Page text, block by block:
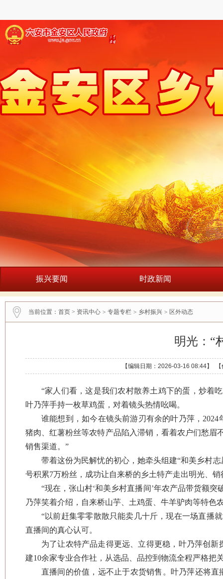
振兴要闻 时政新闻
当前位置： 首页 > 资讯中心 > 专题专栏 > 乡村振兴 > 区外动态
明光：“
【编辑日期：2026-03-16 08:44】
“家人们看，这是我们农村散养土鸡下的蛋，炒着
叶乃萍手持一枚草鸡蛋，对着镜头热情吆喝。
谁能想到，如今在镜头前游刃有余的叶乃萍，
猪肉、红薯粉丝等农特产品陷入滞销，看着农户们愁眉
销售渠道。”
带着这份为民解忧的初心，她牵头组建“和美乡村
号积累7万粉丝，成功让自来桥的乡土特产走出明光、销
“现在，张山村‘和美乡村直播间’年农产品带货额
乃萍笑着介绍，自来桥山芋、土鸡蛋、牛羊驴肉等特色
“以前赶集零零散散只能卖几十斤，现在一场直播
直播间的真心认可。
为了让农特产品走得更远、立得更稳，叶乃萍创
建10余家专业合作社，从选品、品控到物流全程严格把
直播间的价值，远不止于农货销售。叶乃萍还将